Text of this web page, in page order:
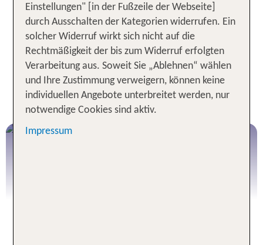
deine Reise individuell mit unserenflexiblen
Selbstfahrer-Rundreisen– inkl. vorgebuchten
Hotels, Routenempfehlungen und voller Freiheit
unterwegs. Egal, wofür du dich entscheidest: Bei
TUI beginnt deine Entdeckungsreise ganz
entspannt – schon bei der Buchung.
TUI Rundreise buchen
Einstellungen" [in der Fußzeile der Webseite]
durch Ausschalten der Kategorien widerrufen. Ein
solcher Widerruf wirkt sich nicht auf die
Rechtmäßigkeit der bis zum Widerruf erfolgten
Verarbeitung aus. Soweit Sie „Ablehnen“ wählen
und Ihre Zustimmung verweigern, können keine
individuellen Angebote unterbreitet werden, nur
notwendige Cookies sind aktiv.
Impressum